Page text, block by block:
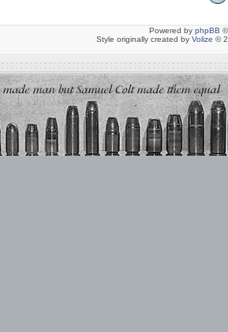
Powered by phpBB
Style originally created by Volize ©